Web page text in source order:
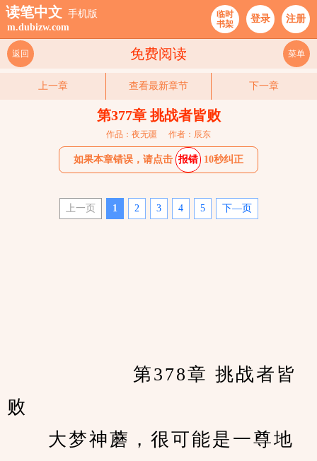
读笔中文 手机版
m.dubizw.com
临时
书架
登录 注册
免费阅读
返回 菜单
上一章 查看最新章节 下一章
第377章 挑战者皆败
作品：夜无疆 作者：辰东
如果本章错误，请点击 报错 10秒纠正
上一页 1 2 3 4 5 下—页
败
大梦神蘑，很可能是一尊地